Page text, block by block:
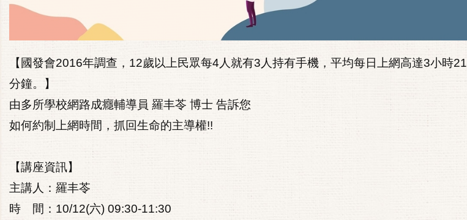
【國發會2016年調查，12歲以上民眾每4人就有3人持有手機，平均每日上網高達3小時21
分鐘。】
由多所學校網路成癮輔導員 羅丰苓 博士 告訴您
如何約制上網時間，抓回生命的主導權!!
【講座資訊】
主講人：羅丰苓
時 間：10/12(六) 09:30-11:30